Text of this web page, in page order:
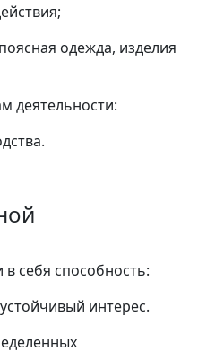
одежда, изделия
деятельности:
себя способность:
интерес.